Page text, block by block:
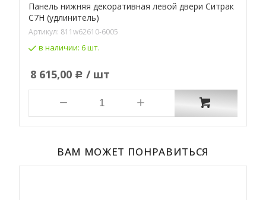
Панель нижняя декоративная левой двери Ситрак
С7Н (удлинитель)
Артикул: 811w62610-6005
в наличии: 6 шт.
8 615,00 Р / шт
ВАМ МОЖЕТ ПОНРАВИТЬСЯ